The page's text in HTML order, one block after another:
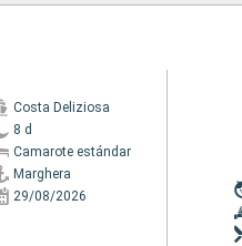
Costa Deliziosa
8 d
Camarote estándar
Marghera
29/08/2026